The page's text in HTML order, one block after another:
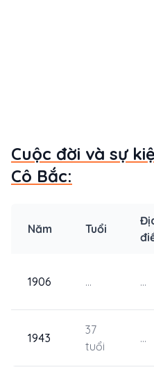
Cuộc đời và sự
Cô Bắc:
Năm Tuổi
1906 ... ...
1943
37
tuổi
...